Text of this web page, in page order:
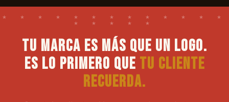
Tu marca es más que un logo.
Es lo primero que tu cliente
recuerda.